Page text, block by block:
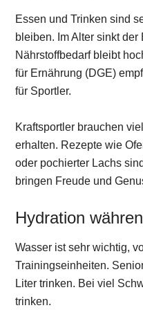
Essen und Trinken sind
bleiben. Im Alter sinkt
Nährstoffbedarf bleibt
für Ernährung (DGE)
für Sportler.
Kraftsportler brauchen
erhalten. Rezepte wie
oder pochierter Lachs
bringen Freude und
Hydration
Wasser ist sehr wichtig,
Trainingseinheiten.
Liter trinken. Bei viel
trinken.